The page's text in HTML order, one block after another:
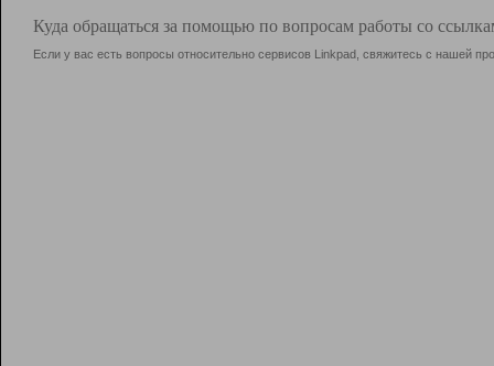
Куда обращаться за помощью по вопросам работы со
Если у вас есть вопросы относительно сервисов Linkpad, свяжитесь с нашей